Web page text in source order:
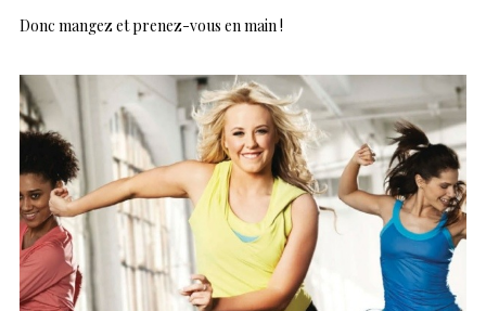
Donc mangez et prenez-vous en main !